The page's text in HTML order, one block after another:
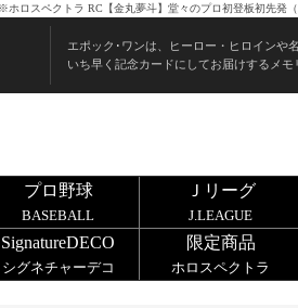
ホロスペクトラ RC【金丸夢斗】堂々のプロ初登板初先発
エポック･ワンは、ヒーロー・ヒロインや名
いち早く記念カードにしてお届けするメ
プロ野球
BASEBALL
Ｊリーグ
J.LEAGUE
SignatureDECO
シグネチャーデコ
限定商品
ホロスペクトラ